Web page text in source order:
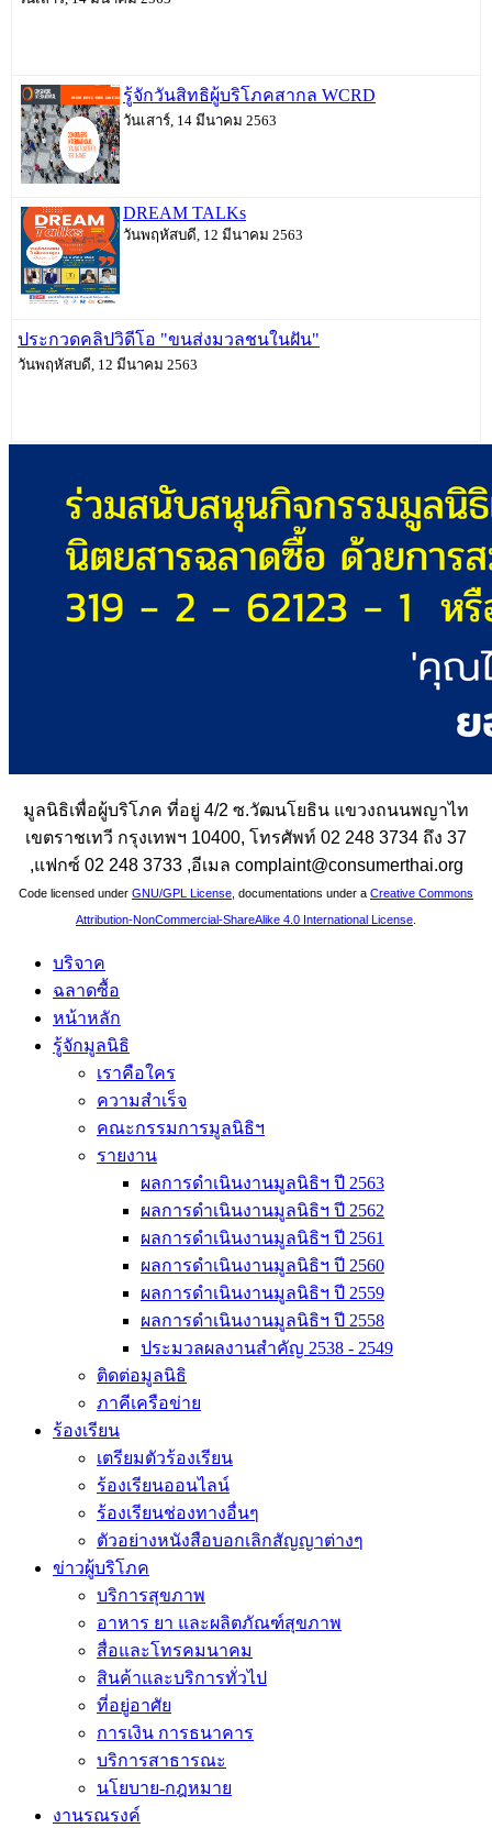
รู้จักวันสิทธิผู้บริโภคสากล WCRD
วันเสาร์, 14 มีนาคม 2563
DREAM TALKs
วันพฤหัสบดี, 12 มีนาคม 2563
ประกวดคลิปวิดีโอ "ขนส่งมวลชนในฝัน"
วันพฤหัสบดี, 12 มีนาคม 2563
มูลนิธิเพื่อผู้บริโภค ที่อยู่ 4/2 ซ.วัฒนโยธิน แขวงถนนพญาไท
เขตราชเทวี กรุงเทพฯ 10400, โทรศัพท์ 02 248 3734 ถึง 37
,แฟกซ์ 02 248 3733 ,อีเมล complaint@consumerthai.org
Code licensed under GNU/GPL License, documentations under a Creative Commons
Attribution-NonCommercial-ShareAlike 4.0 International License.
บริจาค
ฉลาดซื้อ
หน้าหลัก
รู้จักมูลนิธิ
เราคือใคร
ความสำเร็จ
คณะกรรมการมูลนิธิฯ
รายงาน
ผลการดำเนินงานมูลนิธิฯ ปี 2563
ผลการดำเนินงานมูลนิธิฯ ปี 2562
ผลการดำเนินงานมูลนิธิฯ ปี 2561
ผลการดำเนินงานมูลนิธิฯ ปี 2560
ผลการดำเนินงานมูลนิธิฯ ปี 2559
ผลการดำเนินงานมูลนิธิฯ ปี 2558
ประมวลผลงานสำคัญ 2538 - 2549
ติดต่อมูลนิธิ
ภาคีเครือข่าย
ร้องเรียน
เตรียมตัวร้องเรียน
ร้องเรียนออนไลน์
ร้องเรียนช่องทางอื่นๆ
ตัวอย่างหนังสือบอกเลิกสัญญาต่างๆ
ข่าวผู้บริโภค
บริการสุขภาพ
อาหาร ยา และผลิตภัณฑ์สุขภาพ
สื่อและโทรคมนาคม
สินค้าและบริการทั่วไป
ที่อยู่อาศัย
การเงิน การธนาคาร
บริการสาธารณะ
นโยบาย-กฎหมาย
งานรณรงค์